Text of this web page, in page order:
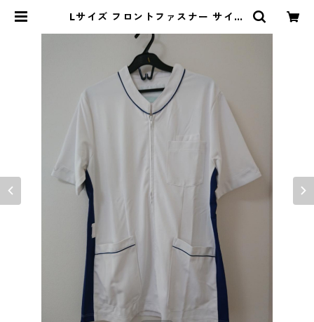
Lサイズ フロントファスナー サイド
IY-1072◆ | DOLUCK PRODUC
E